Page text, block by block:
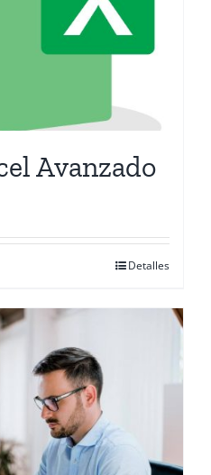
Avanzado
Detalles